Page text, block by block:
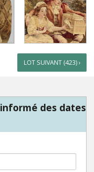
LOT SUIVANT (423) ›
des dates